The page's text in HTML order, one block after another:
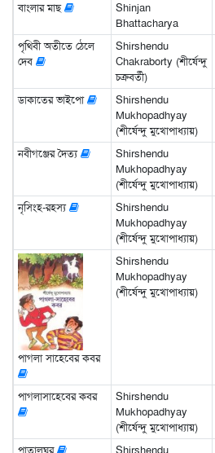
বাংলার মাছ
Shinjan
Bhattacharya
পৃথিবী অতীতে ঠেলে
দেব
Shirshendu
Chakraborty (শীর্ষেন্দু
চক্রবর্তী)
ডাকাতের ভাইপো
Shirshendu
Mukhopadhyay
(শীর্ষেন্দু মুখোপাধ্যায়)
নবীগঞ্জের দৈত্য
Shirshendu
Mukhopadhyay
(শীর্ষেন্দু মুখোপাধ্যায়)
নৃসিংহ-রহস্য
Shirshendu
Mukhopadhyay
(শীর্ষেন্দু মুখোপাধ্যায়)
পাগলা সাহেবের কবর
Shirshendu
Mukhopadhyay
(শীর্ষেন্দু মুখোপাধ্যায়)
পাগলাসাহেবের কবর
Shirshendu
Mukhopadhyay
(শীর্ষেন্দু মুখোপাধ্যায়)
পাতালঘর
Shirshendu